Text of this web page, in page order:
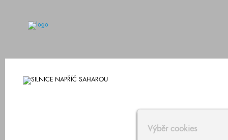
Výběr cookies